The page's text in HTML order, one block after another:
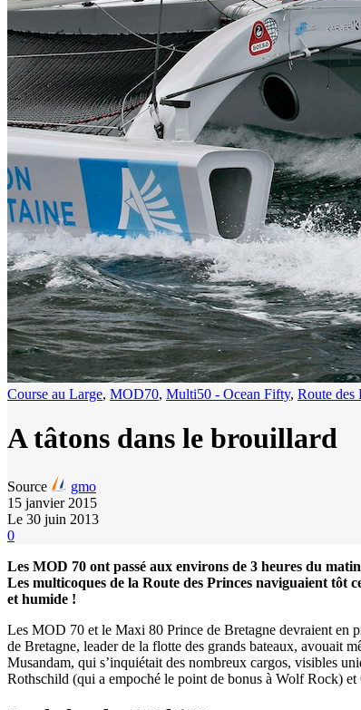
Course au Large, MOD70, Multi50 - Ocean Fifty, Route des
A tâtons dans le brouillard
Source
gmo
15 janvier 2015
Le 30 juin 2013
0
Les MOD 70 ont passé aux environs de 3 heures du
Les multicoques de la Route des Princes naviguaient
et humide !
Les MOD 70 et le Maxi 80 Prince de Bretagne devraient en
de Bretagne, leader de la flotte des grands bateaux, avouait
Musandam, qui s’inquiétait des nombreux cargos, visibles
Rothschild (qui a empoché le point de bonus à Wolf Rock)